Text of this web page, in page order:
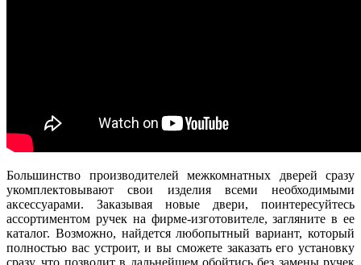
Большинство производителей межкомнатных дверей сразу
укомплектовывают свои изделия всеми необходимыми
аксессуарами. Заказывая новые двери, поинтересуйтесь
ассортиментом ручек на фирме-изготовителе, загляните в ее
каталог. Возможно, найдется любопытный вариант, который
полностью вас устроит, и вы сможете заказать его установку
сразу, что позволит в дальнейшем обойтись без замены ручек